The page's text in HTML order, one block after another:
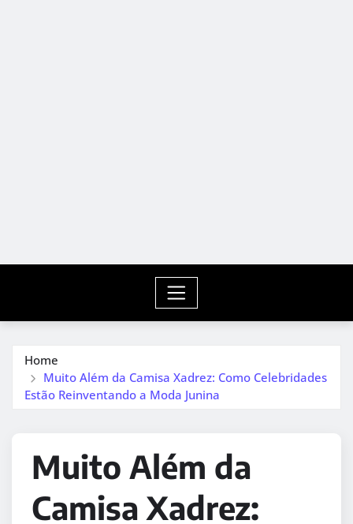
Home
Muito Além da Camisa Xadrez: Como Celebridades
Estão Reinventando a Moda Junina
Muito Além da
Camisa Xadrez: